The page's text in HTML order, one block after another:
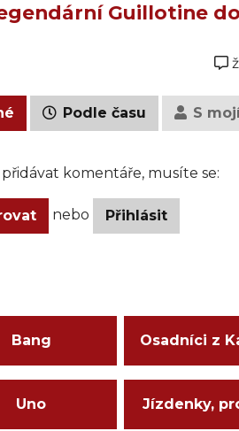
Guillotine
Podle času S
komentáře, musíte se:
nebo Přihlásit
Bang Osadníci z
Uno Jízdenky,